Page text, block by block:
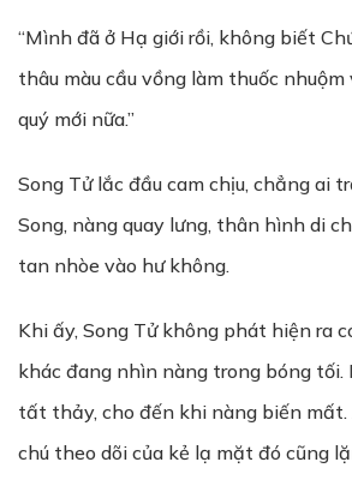
“Mình đã ở Hạ giới rồi, không biết
thâu màu cầu vồng làm thuốc
quý mới nữa.”
Song Tử lắc đầu cam chịu, chẳng ai
Song, nàng quay lưng, thân hình di
tan nhòe vào hư không.
Khi ấy, Song Tử không phát hiện ra
khác đang nhìn nàng trong bóng tối.
tất thảy, cho đến khi nàng biến
chú theo dõi của kẻ lạ mặt đó cũng